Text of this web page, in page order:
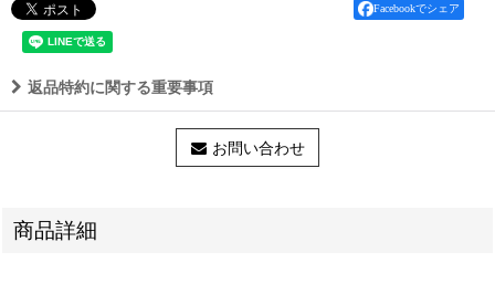
Facebookでシェア
返品特約に関する重要事項
お問い合わせ
商品詳細